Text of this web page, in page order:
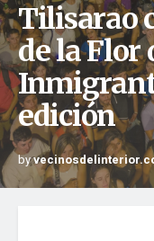
Tilisarao
de la Flor
edición
by